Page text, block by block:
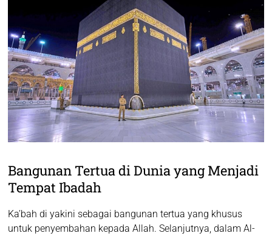
Bangunan Tertua di Dunia yang Menjadi
Tempat Ibadah
Ka’bah di yakini sebagai bangunan tertua yang khusus
untuk penyembahan kepada Allah. Selanjutnya, dalam Al-